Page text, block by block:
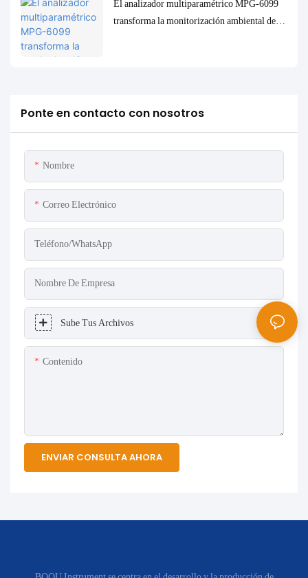
El analizador multiparamétrico MPG-6099
transforma la monitorización ambiental del
Ponte en contacto con nosotros
Nombre
Correo Electrónico
Teléfono/WhatsApp
Nombre De Empresa
Sube Tus Archivos
Contenido
ENVIAR CONSULTA AHORA